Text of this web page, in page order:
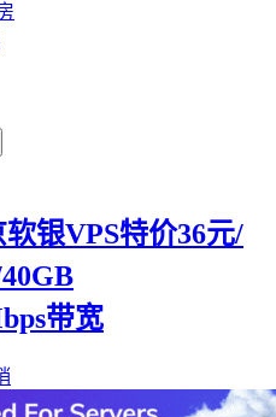
银VPS特价36元/
带宽